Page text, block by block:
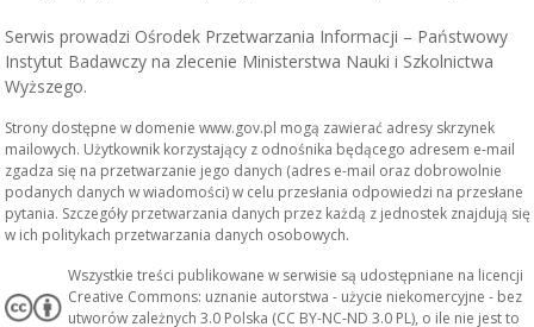
Serwis prowadzi Ośrodek Przetwarzania Informacji – Państwowy
Instytut Badawczy na zlecenie Ministerstwa Nauki i Szkolnictwa
Wyższego.
Strony dostępne w domenie www.gov.pl mogą zawierać adresy skrzynek
mailowych. Użytkownik korzystający z odnośnika będącego adresem e-mail
zgadza się na przetwarzanie jego danych (adres e-mail oraz dobrowolnie
podanych danych w wiadomości) w celu przesłania odpowiedzi na przesłane
pytania. Szczegóły przetwarzania danych przez każdą z jednostek znajdują się
w ich politykach przetwarzania danych osobowych.
Wszystkie treści publikowane w serwisie są udostępniane na licencji
Creative Commons: uznanie autorstwa - użycie niekomercyjne - bez
utworów zależnych 3.0 Polska (CC BY-NC-ND 3.0 PL), o ile nie jest to